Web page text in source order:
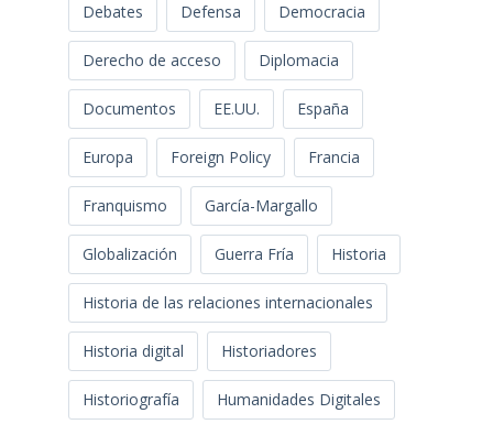
Debates Defensa Democracia
Derecho de acceso Diplomacia
Documentos EE.UU. España
Europa Foreign Policy Francia
Franquismo García-Margallo
Globalización Guerra Fría Historia
Historia de las relaciones internacionales
Historia digital Historiadores
Historiografía Humanidades Digitales